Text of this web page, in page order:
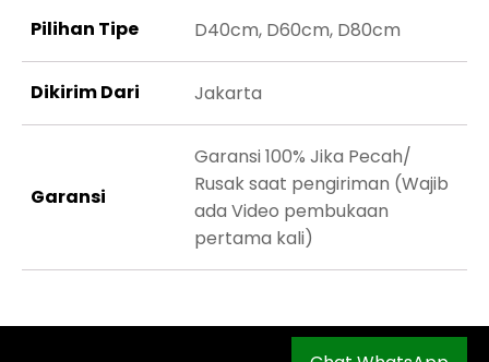
Pilihan Tipe D40cm, D60cm, D80cm
Dikirim Dari Jakarta
Garansi
Garansi 100% Jika Pecah/
Rusak saat pengiriman (Wajib
ada Video pembukaan
pertama kali)